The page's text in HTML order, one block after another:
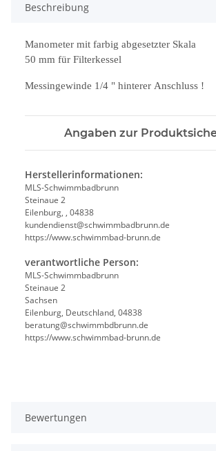
Beschreibung
Manometer mit farbig abgesetzter Skala
50 mm für Filterkessel
Messingewinde 1/4 " hinterer Anschluss !
Angaben zur
Herstellerinformationen:
MLS-Schwimmbadbrunn
Steinaue 2
Eilenburg, , 04838
kundendienst@schwimmbadbrunn.de
https://www.schwimmbad-brunn.de
verantwortliche Person:
MLS-Schwimmbadbrunn
Steinaue 2
Sachsen
Eilenburg, Deutschland, 04838
beratung@schwimmbdbrunn.de
https://www.schwimmbad-brunn.de
Bewertungen